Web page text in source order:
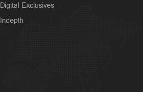
Digital Exclusives
Indepth